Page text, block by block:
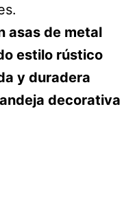
asas de metal
estilo rústico
y duradera
decorativa